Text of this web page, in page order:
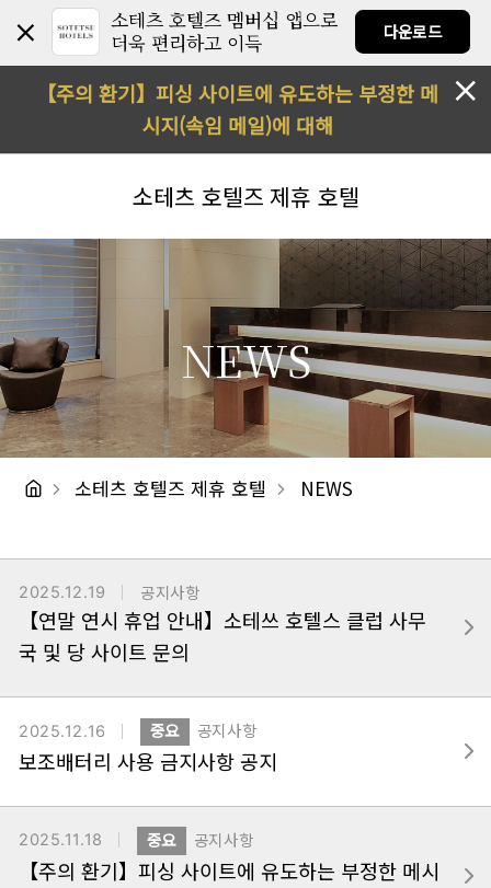
소테츠 호텔즈 멤버십 앱으로
더욱 편리하고 이득
다운로드
【주의 환기】피싱 사이트에 유도하는 부정한 메
시지(속임 메일)에 대해
소테츠 호텔즈 제휴 호텔
NEWS
소테츠 호텔즈 제휴 호텔 NEWS
2025.12.19 공지사항
【연말 연시 휴업 안내】소테쓰 호텔스 클럽 사무
국 및 당 사이트 문의
2025.12.16 중요 공지사항
보조배터리 사용 금지사항 공지
2025.11.18 중요 공지사항
【주의 환기】피싱 사이트에 유도하는 부정한 메시